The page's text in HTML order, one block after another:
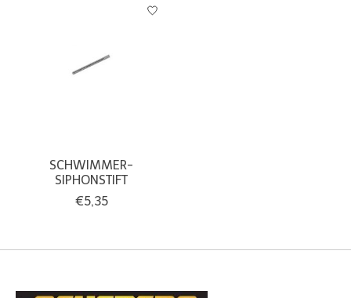
SCHWIMMER-
SIPHONSTIFT
€5,35